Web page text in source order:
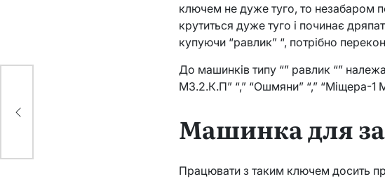
ключем не дуже туго, то незабаром
крутиться дуже туго і починає
купуючи “равлик” “, потрібно
До машинків типу “” равлик “”
МЗ.2.К.П” “,” “Ошмяни” “,” “Міщера-1
Машинка для
Працювати з таким ключем досить